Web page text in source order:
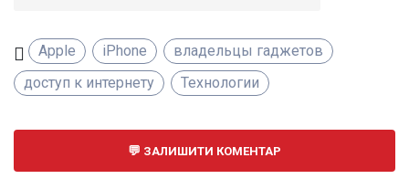
Apple iPhone
владельцы гаджетов
доступ к интернету
Технологии
ЗАЛИШИТИ КОМЕНТАР